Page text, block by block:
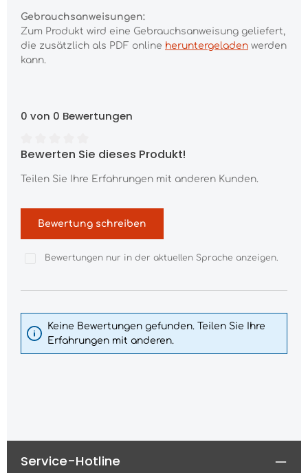
Gebrauchsanweisungen:
Zum Produkt wird eine Gebrauchsanweisung geliefert,
die zusätzlich als PDF online heruntergeladen werden
kann.
0 von 0 Bewertungen
Durchschnittliche Bewertung von 0 von 5 Sternen
Bewerten Sie dieses Produkt!
Teilen Sie Ihre Erfahrungen mit anderen Kunden.
Bewertung schreiben
Bewertungen nur in der aktuellen Sprache anzeigen.
Keine Bewertungen gefunden. Teilen Sie Ihre
Erfahrungen mit anderen.
Service-Hotline